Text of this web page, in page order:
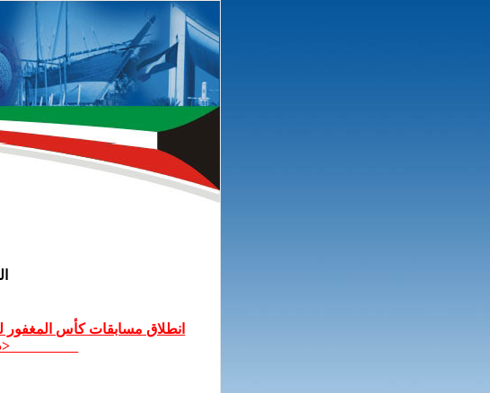
انطلاق مسابقات كأس المغفور
<طيب